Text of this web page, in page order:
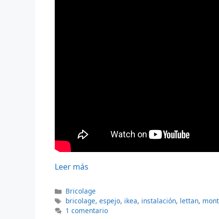
Leer más
Categorías
Bricolage
Etiquetas
bricolage, espejo, ikea, instalación, lettan,
1 comentario